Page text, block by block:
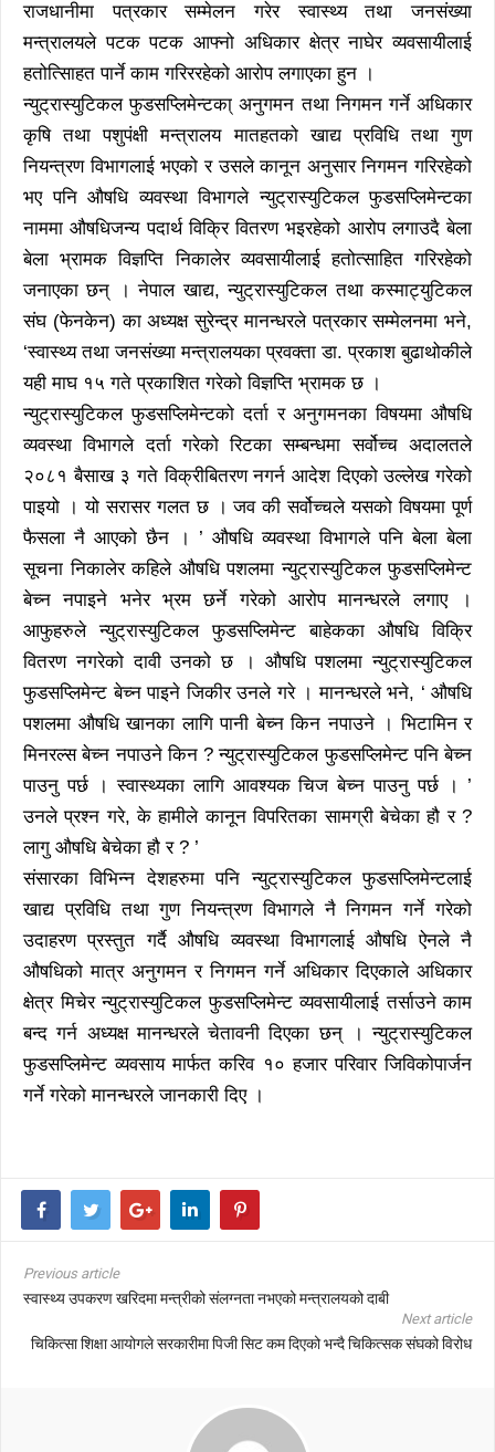
राजधानीमा पत्रकार सम्मेलन गरेर स्वास्थ्य तथा जनसंख्या
मन्त्रालयले पटक पटक आफ्नो अधिकार क्षेत्र नाघेर व्यवसायीलाई
हतोत्सािहत पार्ने काम गरिररहेको आरोप लगाएका हुन ।
न्युट्रास्युटिकल फुडसप्लिमेन्टका् अनुगमन तथा निगमन गर्ने अधिकार
कृषि तथा पशुपंक्षी मन्त्रालय मातहतको खाद्य प्रविधि तथा गुण
नियन्त्रण विभागलाई भएको र उसले कानून अनुसार निगमन गरिरहेको
भए पनि औषधि व्यवस्था विभागले न्युट्रास्युटिकल फुडसप्लिमेन्टका
नाममा औषधिजन्य पदार्थ विक्रि वितरण भइरहेको आरोप लगाउदै बेला
बेला भ्रामक विज्ञप्ति निकालेर व्यवसायीलाई हतोत्साहित गरिरहेको
जनाएका छन् । नेपाल खाद्य, न्युट्रास्युटिकल तथा कस्माट्युटिकल
संघ (फेनकेन) का अध्यक्ष सुरेन्द्र मानन्धरले पत्रकार सम्मेलनमा भने,
‘स्वास्थ्य तथा जनसंख्या मन्त्रालयका प्रवक्ता डा. प्रकाश बुढाथोकीले
यही माघ १५ गते प्रकाशित गरेको विज्ञप्ति भ्रामक छ ।
न्युट्रास्युटिकल फुडसप्लिमेन्टको दर्ता र अनुगमनका विषयमा औषधि
व्यवस्था विभागले दर्ता गरेको रिटका सम्बन्धमा सर्वोच्च अदालतले
२०८१ बैसाख ३ गते विक्रीबितरण नगर्न आदेश दिएको उल्लेख गरेको
पाइयो । यो सरासर गलत छ । जव की सर्वोच्चले यसको विषयमा पूर्ण
फैसला नै आएको छैन । ’ औषधि व्यवस्था विभागले पनि बेला बेला
सूचना निकालेर कहिले औषधि पशलमा न्युट्रास्युटिकल फुडसप्लिमेन्ट
बेच्न नपाइने भनेर भ्रम छर्ने गरेको आरोप मानन्धरले लगाए ।
आफुहरुले न्युट्रास्युटिकल फुडसप्लिमेन्ट बाहेकका औषधि विक्रि
वितरण नगरेको दावी उनको छ । औषधि पशलमा न्युट्रास्युटिकल
फुडसप्लिमेन्ट बेच्न पाइने जिकीर उनले गरे । मानन्धरले भने, ‘ औषधि
पशलमा औषधि खानका लागि पानी बेच्न किन नपाउने । भिटामिन र
मिनरल्स बेच्न नपाउने किन ? न्युट्रास्युटिकल फुडसप्लिमेन्ट पनि बेच्न
पाउनु पर्छ । स्वास्थ्यका लागि आवश्यक चिज बेच्न पाउनु पर्छ । ’
उनले प्रश्न गरे, के हामीले कानून विपरितका सामग्री बेचेका हौ र ?
लागु औषधि बेचेका हौ र ? ’
संसारका विभिन्न देशहरुमा पनि न्युट्रास्युटिकल फुडसप्लिमेन्टलाई
खाद्य प्रविधि तथा गुण नियन्त्रण विभागले नै निगमन गर्ने गरेको
उदाहरण प्रस्तुत गर्दै औषधि व्यवस्था विभागलाई औषधि ऐनले नै
औषधिको मात्र अनुगमन र निगमन गर्ने अधिकार दिएकाले अधिकार
क्षेत्र मिचेर न्युट्रास्युटिकल फुडसप्लिमेन्ट व्यवसायीलाई तर्साउने काम
बन्द गर्न अध्यक्ष मानन्धरले चेतावनी दिएका छन् । न्युट्रास्युटिकल
फुडसप्लिमेन्ट व्यवसाय मार्फत करिव १० हजार परिवार जिविकोपार्जन
गर्ने गरेको मानन्धरले जानकारी दिए ।
Previous article
स्वास्थ्य उपकरण खरिदमा मन्त्रीको संलग्नता नभएको मन्त्रालयको दाबी
Next article
चिकित्सा शिक्षा आयोगले सरकारीमा पिजी सिट कम दिएको भन्दै चिकित्सक संघको विरोध